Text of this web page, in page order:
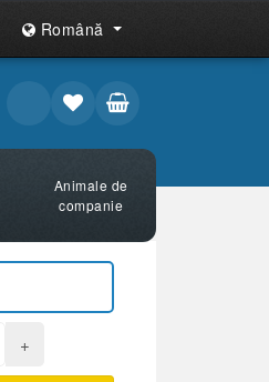
Română
Animale de
companie
+